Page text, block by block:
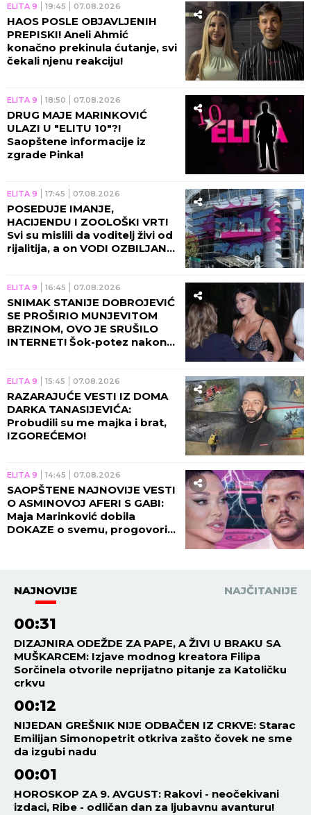
ELITA 9 19:45 07.08.2026
HAOS POSLE OBJAVLJENIH
PREPISKI! Aneli Ahmić
konačno prekinula ćutanje, svi
čekali njenu reakciju!
ELITA 9 18:50 07.08.2026
DRUG MAJE MARINKOVIĆ
ULAZI U "ELITU 10"?!
Saopštene informacije iz
zgrade Pinka!
ELITA 9 17:45 07.08.2026
POSEDUJE IMANJE,
HACIJENDU I ZOOLOŠKI VRT!
Svi su mislili da voditelj živi od
rijalitija, a on VODI OZBILJAN
ELITA 9 16:45 07.08.2026
SNIMAK STANIJE DOBROJEVIĆ
SE PROŠIRIO MUNJEVITOM
BRZINOM, OVO JE SRUŠILO
INTERNET! Šok-potez nakon
ELITA 9 15:45 07.08.2026
RAZARAJUĆE VESTI IZ DOMA
DARKA TANASIJEVIĆA:
Probudili su me majka i brat,
IZGOREĆEMO!
ELITA 9 14:45 07.08.2026
SAOPŠTENE NAJNOVIJE VESTI
O ASMINOVOJ AFERI S GABI:
Maja Marinković dobila
DOKAZE o svemu, progovorila
NAJNOVIJE NAJČITANIJE
00:31
DIZAJNIRA ODEŽDE ZA PAPE, A ŽIVI U BRAKU SA
MUŠKARCEM: Izjave modnog kreatora Filipa
Sorčinela otvorile neprijatno pitanje za Katoličku
crkvu
00:12
NIJEDAN GREŠNIK NIJE ODBAČEN IZ CRKVE: Starac
Emilijan Simonopetrit otkriva zašto čovek ne sme
da izgubi nadu
00:01
HOROSKOP ZA 9. AVGUST: Rakovi - neočekivani
izdaci, Ribe - odličan dan za ljubavnu avanturu!